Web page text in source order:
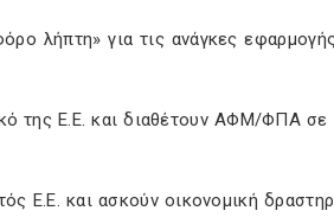
λήπτη» για τις ανάγκες
της Ε.Ε. και διαθέτουν ΑΦΜ/ΦΠΑ
Ε.Ε. και ασκούν οικονομική